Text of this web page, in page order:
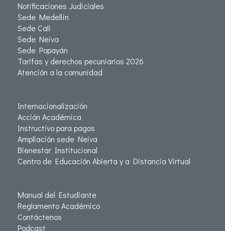
Notificaciones Judiciales
Sede Medellín
Sede Cali
Sede Neiva
Sede Popayán
Tarifas y derechos pecuniarios 2026
Atención a la comunidad
Internacionalización
Acción Académica
Instructivo para pagos
Ampliación sede Neiva
Bienestar Institucional
Centro de Educación Abierta y a Distancia Virtual
Manual del Estudiante
Reglamento Académico
Contáctenos
Podcast